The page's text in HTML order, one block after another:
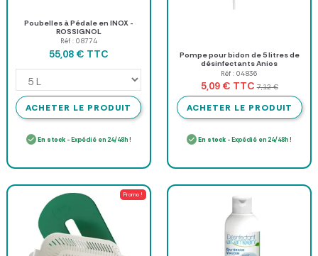
Poubelles à Pédale en INOX -
ROSSIGNOL
Réf : 08774
55,08 € TTC
ACHETER LE PRODUIT
En stock- Expédié en 24/48h !
Pompe pour bidon de 5 litres de
désinfectants Anios
Réf : 04836
5,09 € TTC 7,12 €
ACHETER LE PRODUIT
En stock - Expédié en 24/48h !
Promo !